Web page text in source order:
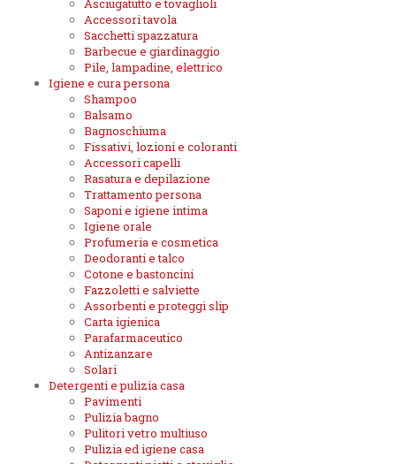
Asciugatutto e tovaglioli
Accessori tavola
Sacchetti spazzatura
Barbecue e giardinaggio
Pile, lampadine, elettrico
Igiene e cura persona
Shampoo
Balsamo
Bagnoschiuma
Fissativi, lozioni e coloranti
Accessori capelli
Rasatura e depilazione
Trattamento persona
Saponi e igiene intima
Igiene orale
Profumeria e cosmetica
Deodoranti e talco
Cotone e bastoncini
Fazzoletti e salviette
Assorbenti e proteggi slip
Carta igienica
Parafarmaceutico
Antizanzare
Solari
Detergenti e pulizia casa
Pavimenti
Pulizia bagno
Pulitori vetro multiuso
Pulizia ed igiene casa